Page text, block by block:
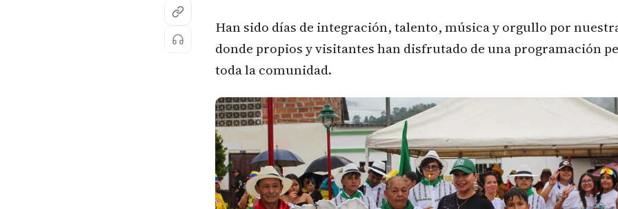
Han sido días de integración, talento, música y orgullo por
donde propios y visitantes han disfrutado de una programación
toda la comunidad.